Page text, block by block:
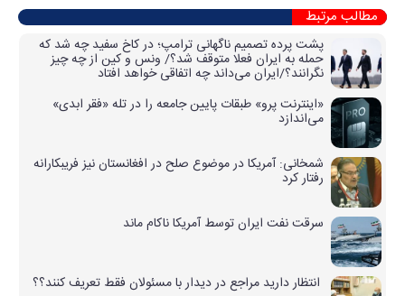
مطالب مرتبط
پشت پرده تصمیم ناگهانی ترامپ؛ در کاخ سفید چه شد که
حمله به ایران فعلا متوقف شد؟/ ونس و کین از چه چیز
نگرانند؟/ایران می‌داند چه اتفاقی خواهد افتاد
«اینترنت پرو» طبقات پایین جامعه را در تله «فقر ابدی»
می‌اندازد
شمخانی: آمریکا در موضوع صلح در افغانستان نیز فریبکارانه
رفتار کرد
سرقت نفت ایران توسط آمریکا ناکام ماند
انتظار دارید مراجع در دیدار با مسئولان فقط تعریف‌ ‌کنند؟؟